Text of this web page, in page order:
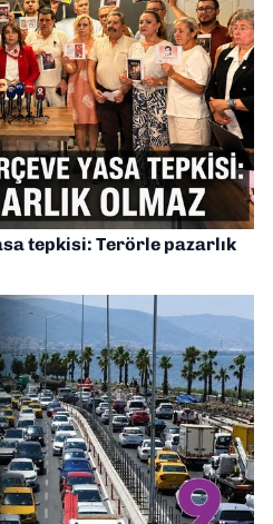
tepkisi: Terörle pazarlık